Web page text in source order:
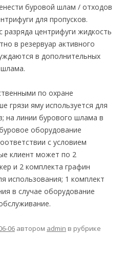
буровой шлам / отходов
для пропусков.
центрифуги жидкость
в резервуар активного
в дополнительных
по охране
грязи яму используется для
на линии бурового шлама в
оборудование
с условием
клиент может по 2
и 2 комплекта графин
использования; 1 комплект
в случае оборудование
06 автором admin в рубрике